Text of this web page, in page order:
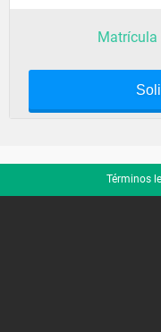
Matrícula
Términos